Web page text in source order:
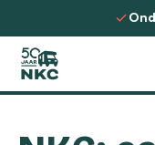
Spring naar de inhoud
check